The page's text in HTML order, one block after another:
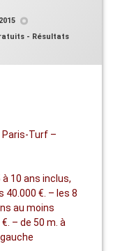
- Résultats
Paris-Turf –
à 10 ans inclus,
40.000 €. – les 8
au moins
– de 50 m. à